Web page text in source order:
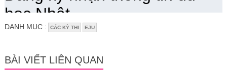
DANH MỤC : CÁC KỲ THI EJU
BÀI VIẾT LIÊN QUAN